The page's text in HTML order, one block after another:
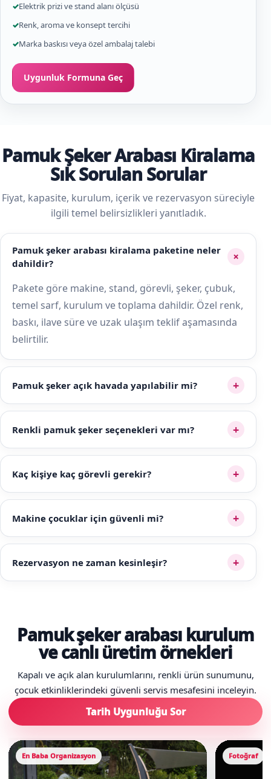
✓Elektrik prizi ve stand alanı ölçüsü
✓Renk, aroma ve konsept tercihi
✓Marka baskısı veya özel ambalaj talebi
Uygunluk Formuna Geç
Pamuk Şeker Arabası Kiralama
Sık Sorulan Sorular
Fiyat, kapasite, kurulum, içerik ve rezervasyon süreciyle
ilgili temel belirsizlikleri yanıtladık.
Pamuk şeker arabası kiralama paketine neler
dahildir?
+
Pakete göre makine, stand, görevli, şeker, çubuk,
temel sarf, kurulum ve toplama dahildir. Özel renk,
baskı, ilave süre ve uzak ulaşım teklif aşamasında
belirtilir.
Pamuk şeker açık havada yapılabilir mi? +
Renkli pamuk şeker seçenekleri var mı? +
Kaç kişiye kaç görevli gerekir? +
Makine çocuklar için güvenli mi? +
Rezervasyon ne zaman kesinleşir? +
Pamuk şeker arabası kurulum
ve canlı üretim örnekleri
Kapalı ve açık alan kurulumlarını, renkli ürün sunumunu,
çocuk etkinliklerindeki güvenli servis mesafesini inceleyin.
Tarih Uygunluğu Sor
En Baba Organizasyon Fotoğraf